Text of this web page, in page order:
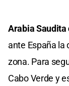
Arabia Saudita
ante España la
zona. Para
Cabo Verde y